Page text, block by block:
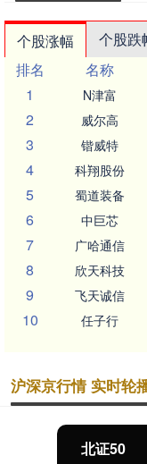
个股涨幅 个股跌
排名
名称
1
N津富
2 威尔高
3 锴威特
4 科翔股份
5 蜀道装备
6 中巨芯
7 广哈通信
8 欣天科技
9 飞天诚信
10 任子行
沪深京行情 实时轮
北证50